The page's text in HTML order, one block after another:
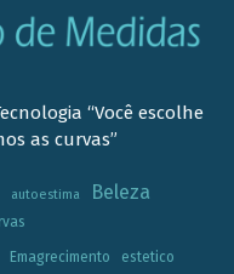
“Você escolhe
as curvas”
autoestima Beleza
Emagrecimento estetico